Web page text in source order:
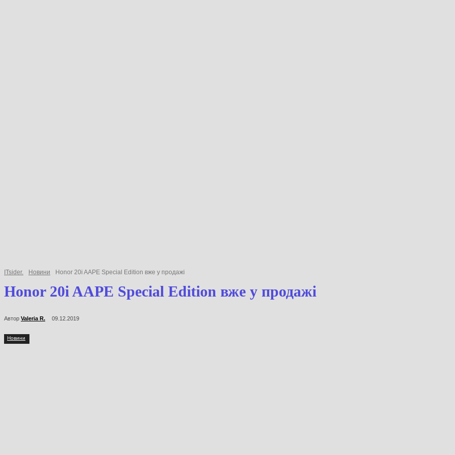
ITsider. Новини Honor 20i AAPE Special Edition вже у продажі
Honor 20i AAPE Special Edition вже у продажі
Автор Valeria R. 09.12.2019
Новини